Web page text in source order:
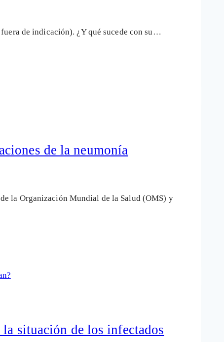
de indicación). ¿Y qué sucede con su…
de la neumonía
la Organización Mundial de la Salud (OMS) y
situación de los infectados